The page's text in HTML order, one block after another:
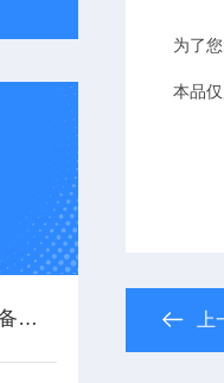
代氯仿试剂：环保与效率兼备的理想选择
为了
本品